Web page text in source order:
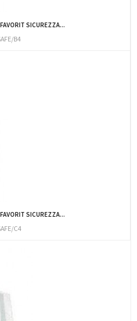
SICUREZZA...
B4
SICUREZZA...
C4